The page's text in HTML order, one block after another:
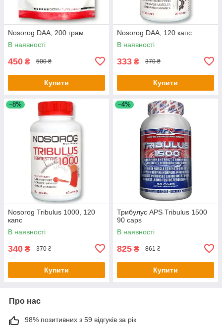
Nosorog DAA, 200 грам
В наявності
450 ₴ 500 ₴
Купити
Nosorog DAA, 120 капс
В наявності
333 ₴ 370 ₴
Купити
–8%
Nosorog Tribulus 1000, 120
капс
В наявності
340 ₴ 370 ₴
Купити
–4%
Трибулус APS Tribulus 1500
90 caps
В наявності
825 ₴ 861 ₴
Купити
Про нас
98% позитивних з 59 відгуків за рік